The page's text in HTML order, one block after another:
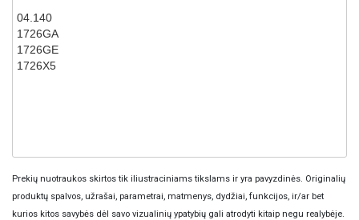
04.140
1726GA
1726GE
1726X5
Prekių nuotraukos skirtos tik iliustraciniams tikslams ir yra pavyzdinės. Originalių
produktų spalvos, užrašai, parametrai, matmenys, dydžiai, funkcijos, ir/ar bet
kurios kitos savybės dėl savo vizualinių ypatybių gali atrodyti kitaip negu realybėje.